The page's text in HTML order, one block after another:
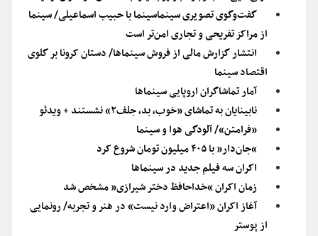
گفت‌وگوی تصویری سینماسینما با حبیب اسماعیلی/ سینما
از مراکز تفریحی و تجاری امن‌تر است
انتشار گزارش مالی از فروش سینماها/ دستان کرونا بر گلوی
اقتصاد سینما
آمار تماشاگران اروپایی سینماها
نابینایان به تماشای «خوب، بد، جلف۲» نشستند + ویدئو
«فرامتن»/ آلودگی هوا و سینما
“جان‌دار” با ۴۰۵ میلیون تومان شروع کرد
اکران سه فیلم جدید در سینماها
زمان اکران “خداحافظ دختر شیرازی” مشخص شد
آغاز اکران «اعتراض وارد نیست» در هنر و تجربه/ رونمایی
از پوستر